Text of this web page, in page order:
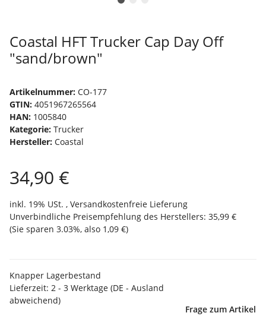
Coastal HFT Trucker Cap Day Off
"sand/brown"
Artikelnummer: CO-177
GTIN: 4051967265564
HAN: 1005840
Kategorie: Trucker
Hersteller: Coastal
34,90 €
inkl. 19% USt. , Versandkostenfreie Lieferung
Unverbindliche Preisempfehlung des Herstellers: 35,99 €
(Sie sparen 3.03%, also 1,09 €)
Knapper Lagerbestand
Lieferzeit: 2 - 3 Werktage (DE - Ausland
abweichend)
Frage zum Artikel